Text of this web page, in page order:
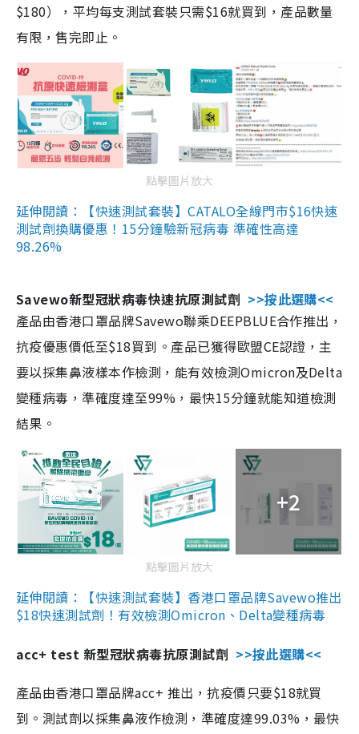
$180），平均每支測試套裝只需$16就買到，產品數量
有限，售完即止。
點擊圖片放大
延伸閱讀：【快速測試套裝】CATALO全線門市$16快速
測試劑換購優惠！15分鐘驗新冠病毒 準確性高達
98.26%
Savewo新型冠狀病毒快速抗原測試劑 >>按此選購<<
產品由香港口罩品牌Savewo聯乘DEEPBLUE合作推出，
抗疫優惠價低至$18買到。產品已獲得歐盟CE認證，主
要以採集鼻液樣本作檢測，能有效檢測Omicron及Delta
變種病毒，準確度達至99%，最快15分鐘就能知道檢測
結果。
+2
點擊圖片放大
延伸閱讀：【快速測試套裝】香港口罩品牌Savewo推出
$18快速測試劑！有效檢測Omicron、Delta變種病毒
acc+ test 新型冠狀病毒抗原測試劑 >>按此選購<<
產品由香港口罩品牌acc+ 推出，抗疫價只要$18就買
到。測試劑以採集鼻液作檢測，準確度達99.03%，最快